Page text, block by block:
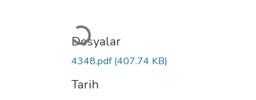
Yükleniyor...
Dosyalar
4348.pdf(407.74 KB)
Tarih